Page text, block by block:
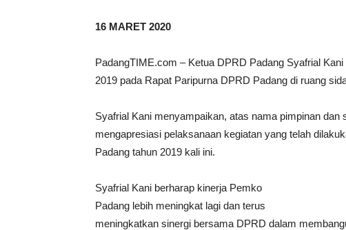
16 MARET 2020
PadangTIME.com – Ketua DPRD Padang Syafrial
2019 pada Rapat Paripurna DPRD Padang di ruang
Syafrial Kani menyampaikan, atas nama pimpinan dan
mengapresiasi pelaksanaan kegiatan yang telah
Padang tahun 2019 kali ini.
Syafrial Kani berharap kinerja Pemko
Padang lebih meningkat lagi dan terus
meningkatkan sinergi bersama DPRD dalam